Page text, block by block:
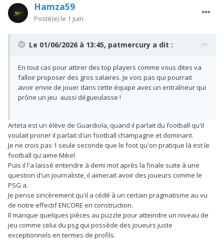
Hamza59
Posté(e) le 1 juin
Le 01/06/2026 à 13:45, patmercury a dit :
En tout cas pour attirer des top players comme vous dites va
falloir proposer des gros salaires. Je vois pas qui pourrait
avoir envie de jouer dans cette équipe avec un entraîneur qui
prône un jeu aussi dégueulasse !
Arteta est un élève de Guardiola, quand il parlait du football qu'il
voulait proner il parlait d'un football champagne et dominant.
Je ne crois pas 1 seule seconde que le foot qu'on pratique là est le
football qu'aime Mikel.
Puis il l'a laissé entendre à demi mot après la finale suite à une
question d'un journaliste, il aimerait avoir des joueurs comme le
PSG a.
Je pense sincèrement qu'il a cédé à un certain pragmatisme au vu
de notre effectif ENCORE en construction.
Il manque quelques pièces au puzzle pour atteindre un niveau de
jeu comme celui du psg qui possède des joueurs juste
exceptionnels en termes de profils.